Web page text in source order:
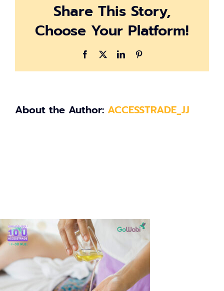
Share This Story,
Choose Your Platform!
Facebook LinkedIn
About the Author: ACCESSTRADE_JJ